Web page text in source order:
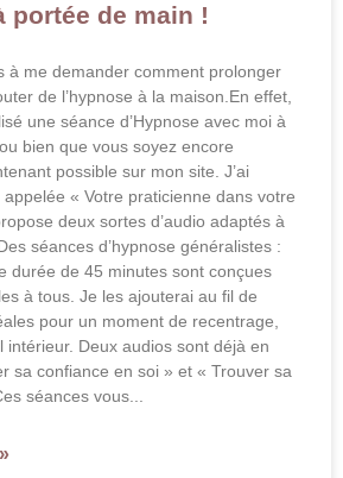
portée de main !
à me demander comment prolonger
de l’hypnose à la maison.En effet,
une séance d’Hypnose avec moi à
bien que vous soyez encore
possible sur mon site. J’ai
« Votre praticienne dans votre
deux sortes d’audio adaptés à
séances d’hypnose généralistes :
durée de 45 minutes sont conçues
à tous. Je les ajouterai au fil de
pour un moment de recentrage,
intérieur. Deux audios sont déjà en
sa confiance en soi » et « Trouver sa
séances vous